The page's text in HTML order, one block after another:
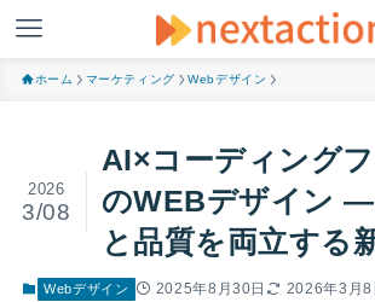
ホーム マーケティング Webデザイン
AI×コーディング
のWEBデザイン
と品質を両立する
2026
3/08
Webデザイン 2025年8月30日 2026年3月8